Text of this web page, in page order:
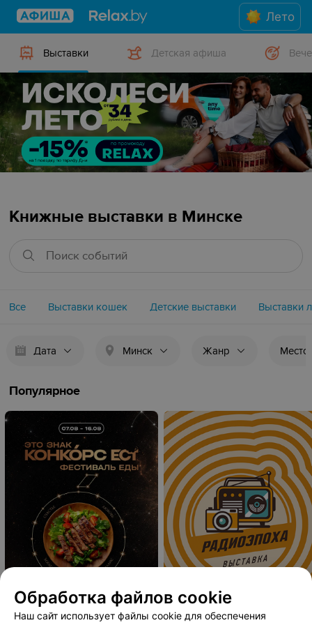
Лето
Выставки Детская афиша
Книжные выставки в Минске
Все Выставки кошек Детские выставки Выставки
Дата Минск Жанр Место
Популярное
Обработка файлов cookie
Наш сайт использует файлы cookie для обеспечения